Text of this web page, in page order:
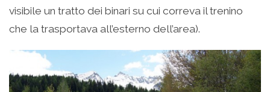
visibile un tratto dei binari su cui correva il trenino
che la trasportava all’esterno dell’area).